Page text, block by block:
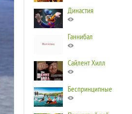
Династия
Ганнибал
Сайлент Хилл
Беспринципные